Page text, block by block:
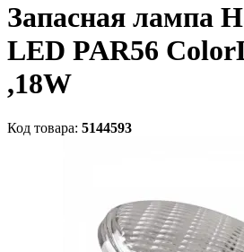
Запасная лампа
LED PAR56
,18W
Код товара: 5144593